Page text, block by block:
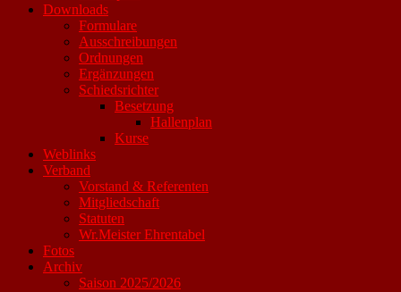
Downloads
Formulare
Ausschreibungen
Ordnungen
Ergänzungen
Schiedsrichter
Besetzung
Hallenplan
Kurse
Weblinks
Verband
Vorstand & Referenten
Mitgliedschaft
Statuten
Wr.Meister Ehrentabel
Fotos
Archiv
Saison 2025/2026